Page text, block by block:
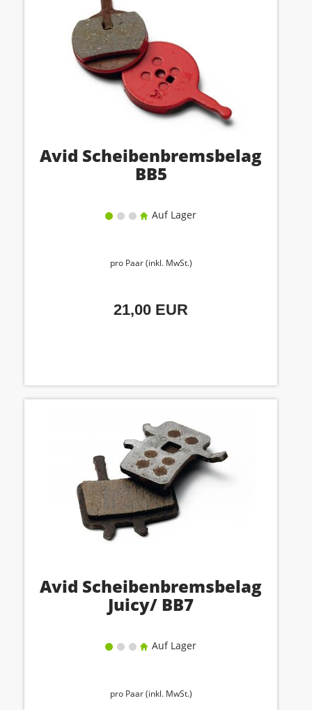
Avid Scheibenbremsbelag
BB5
Auf Lager
pro Paar (inkl. MwSt.)
21,00 EUR
Avid Scheibenbremsbelag
Juicy/ BB7
Auf Lager
pro Paar (inkl. MwSt.)